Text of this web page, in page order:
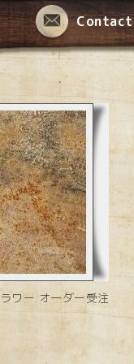
Contact
ワー オーダー受注